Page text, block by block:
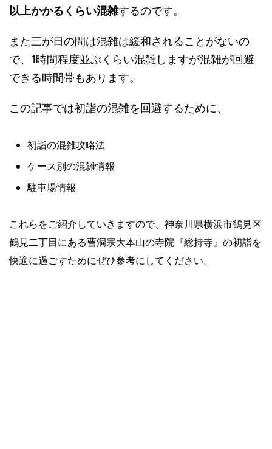
以上かかるくらい混雑するのです。
また三が日の間は混雑は緩和されることがないの
で、1時間程度並ぶくらい混雑しますが混雑が回避
できる時間帯もあります。
この記事では初詣の混雑を回避するために、
初詣の混雑攻略法
ケース別の混雑情報
駐車場情報
これらをご紹介していきますので、神奈川県横浜市鶴見区
鶴見二丁目にある曹洞宗大本山の寺院『総持寺』の初詣を
快適に過ごすためにぜひ参考にしてください。